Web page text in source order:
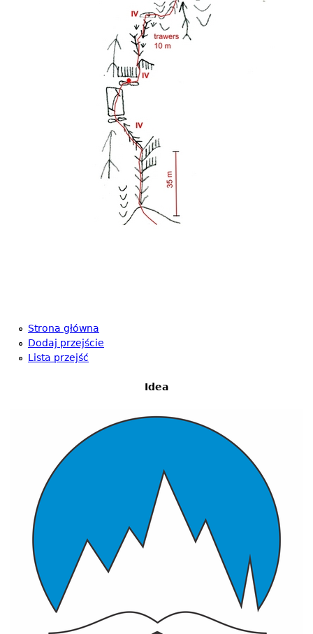
Strona główna
Dodaj przejście
Lista przejść
Idea